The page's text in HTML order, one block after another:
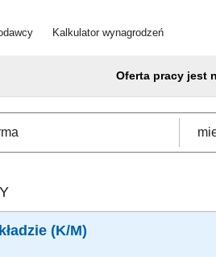
Kalkulator wynagrodzeń
Oferta pracy jest
(K/M)